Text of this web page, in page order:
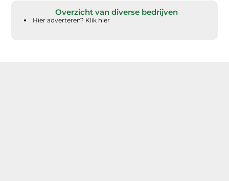
Overzicht van diverse bedrijven
Hier adverteren? Klik hier